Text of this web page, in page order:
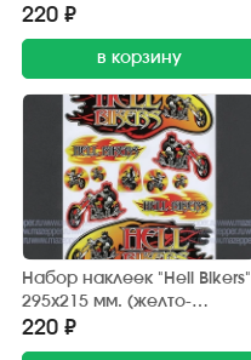
(черно-красный) 12 шт.
220 ₽
в корзину
Набор наклеек "Hell Bikers"
295х215 мм. (желто-
красный) 12 шт.
220 ₽